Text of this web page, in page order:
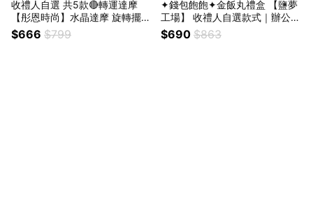
收禮人自選 共5款🔴轉運達摩
【彤恩時尚】水晶達摩 旋轉擺飾
M號｜紅碧玉 粉水晶 紫幽靈 閃
靈鑽 藍紋瑪瑙｜生日禮物 情人
$666 $799
✦錢包飽飽✦金飯丸禮盒 【鹽夢
工場】 收禮人自選款式｜辦公室
小物 水泥器皿 生日禮 療癒擺飾
質感能量生活
$690 $863